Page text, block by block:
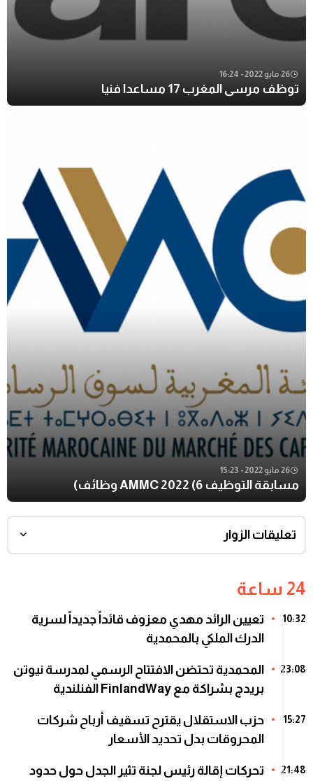
26 مايو 2022 - 16:24
توظف مرسى المغرب 17 مساعدا فنيا
26 مايو 2022 - 15:23
مسابقة التوظيف AMMC 2022 (6 وظائف)
تعليقات الزوار
24 ساعة
10:32
تعيين الرائد مهدي معزوف قائداً جديداً لسرية
الدرك الملكي بالمحمدية
23:08
المحمدية تحتضن الافتتاح الرسمي لمدرسة نيوتن
بريدج بشراكة مع FinlandWay الفنلندية
15:27
حزب الاستقلال يقترح تسقيف أرباح شركات
المحروقات بدل تحديد الأسعار
21:48
تحركات إقالة رئيس لجنة تثير الجدل حول حدود